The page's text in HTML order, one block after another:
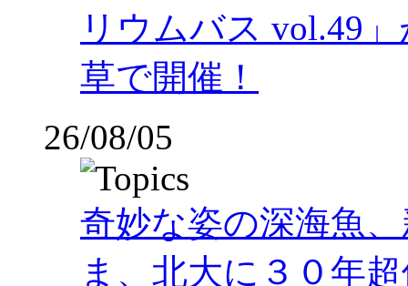
リウムバス vol.49
草で開催！
26/08/05
奇妙な姿の深海魚
ま、北大に３０年